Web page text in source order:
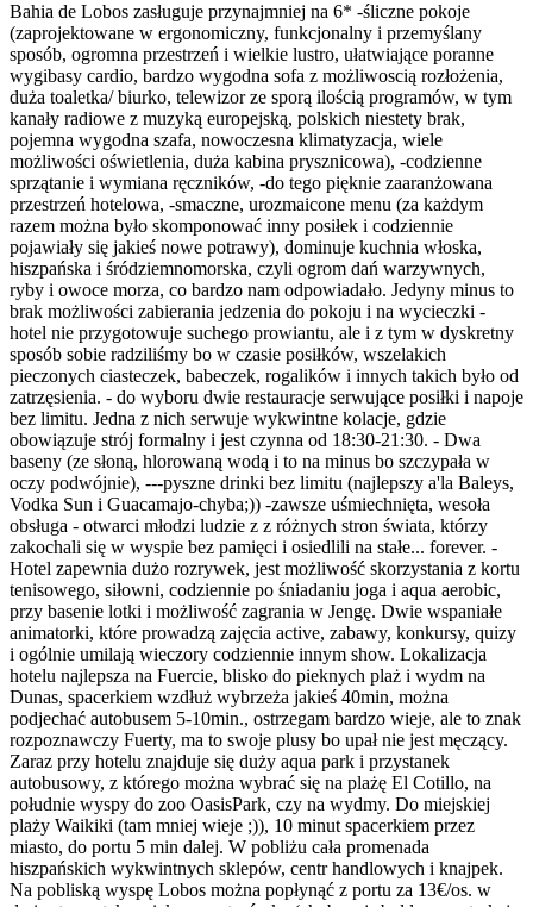
Bahia de Lobos zasługuje przynajmniej na 6* -śliczne pokoje
(zaprojektowane w ergonomiczny, funkcjonalny i przemyślany
sposób, ogromna przestrzeń i wielkie lustro, ułatwiające poranne
wygibasy cardio, bardzo wygodna sofa z możliwoscią rozłożenia,
duża toaletka/ biurko, telewizor ze sporą ilością programów, w tym
kanały radiowe z muzyką europejską, polskich niestety brak,
pojemna wygodna szafa, nowoczesna klimatyzacja, wiele
możliwości oświetlenia, duża kabina prysznicowa), -codzienne
sprzątanie i wymiana ręczników, -do tego pięknie zaaranżowana
przestrzeń hotelowa, -smaczne, urozmaicone menu (za każdym
razem można było skomponować inny posiłek i codziennie
pojawiały się jakieś nowe potrawy), dominuje kuchnia włoska,
hiszpańska i śródziemnomorska, czyli ogrom dań warzywnych,
ryby i owoce morza, co bardzo nam odpowiadało. Jedyny minus to
brak możliwości zabierania jedzenia do pokoju i na wycieczki -
hotel nie przygotowuje suchego prowiantu, ale i z tym w dyskretny
sposób sobie radziliśmy bo w czasie posiłków, wszelakich
pieczonych ciasteczek, babeczek, rogalików i innych takich było od
zatrzęsienia. - do wyboru dwie restauracje serwujące posiłki i napoje
bez limitu. Jedna z nich serwuje wykwintne kolacje, gdzie
obowiązuje strój formalny i jest czynna od 18:30-21:30. - Dwa
baseny (ze słoną, hlorowaną wodą i to na minus bo szczypała w
oczy podwójnie), ---pyszne drinki bez limitu (najlepszy a'la Baleys,
Vodka Sun i Guacamajo-chyba;)) -zawsze uśmiechnięta, wesoła
obsługa - otwarci młodzi ludzie z z różnych stron świata, którzy
zakochali się w wyspie bez pamięci i osiedlili na stałe... forever. -
Hotel zapewnia dużo rozrywek, jest możliwość skorzystania z kortu
tenisowego, siłowni, codziennie po śniadaniu joga i aqua aerobic,
przy basenie lotki i możliwość zagrania w Jengę. Dwie wspaniałe
animatorki, które prowadzą zajęcia active, zabawy, konkursy, quizy
i ogólnie umilają wieczory codziennie innym show. Lokalizacja
hotelu najlepsza na Fuercie, blisko do pieknych plaż i wydm na
Dunas, spacerkiem wzdłuż wybrzeża jakieś 40min, można
podjechać autobusem 5-10min., ostrzegam bardzo wieje, ale to znak
rozpoznawczy Fuerty, ma to swoje plusy bo upał nie jest męczący.
Zaraz przy hotelu znajduje się duży aqua park i przystanek
autobusowy, z którego można wybrać się na plażę El Cotillo, na
południe wyspy do zoo OasisPark, czy na wydmy. Do miejskiej
plaży Waikiki (tam mniej wieje ;)), 10 minut spacerkiem przez
miasto, do portu 5 min dalej. W pobliżu cała promenada
hiszpańskich wykwintnych sklepów, centr handlowych i knajpek.
Na pobliską wyspę Lobos można popłynąć z portu za 13€/os. w